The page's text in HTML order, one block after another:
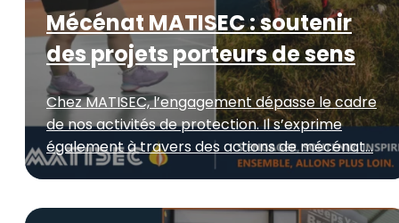
Mécénat MATISEC : soutenir
des projets porteurs de sens
Chez MATISEC, l’engagement dépasse le cadre
de nos activités de protection. Il s’exprime
également à travers des actions de mécénat...